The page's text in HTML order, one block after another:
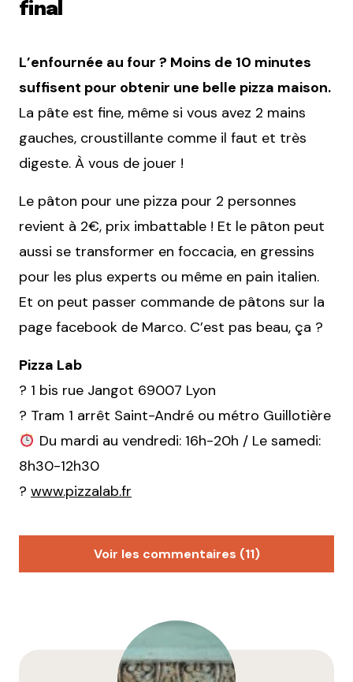
final
L’enfournée au four ? Moins de 10 minutes
suffisent pour obtenir une belle pizza maison.
La pâte est fine, même si vous avez 2 mains
gauches, croustillante comme il faut et très
digeste. À vous de jouer !
Le pâton pour une pizza pour 2 personnes
revient à 2€, prix imbattable ! Et le pâton peut
aussi se transformer en foccacia, en gressins
pour les plus experts ou même en pain italien.
Et on peut passer commande de pâtons sur la
page facebook de Marco. C’est pas beau, ça ?
Pizza Lab
? 1 bis rue Jangot 69007 Lyon
? Tram 1 arrêt Saint-André ou métro Guillotière
Du mardi au vendredi: 16h-20h / Le samedi:
8h30-12h30
? www.pizzalab.fr
Voir les commentaires (11)
qu’est ce que c’est que cette merde ? juste bon à
mettre à la poubelle